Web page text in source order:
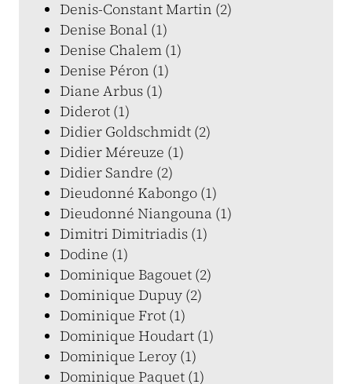
Denis-Constant Martin (2)
Denise Bonal (1)
Denise Chalem (1)
Denise Péron (1)
Diane Arbus (1)
Diderot (1)
Didier Goldschmidt (2)
Didier Méreuze (1)
Didier Sandre (2)
Dieudonné Kabongo (1)
Dieudonné Niangouna (1)
Dimitri Dimitriadis (1)
Dodine (1)
Dominique Bagouet (2)
Dominique Dupuy (2)
Dominique Frot (1)
Dominique Houdart (1)
Dominique Leroy (1)
Dominique Paquet (1)